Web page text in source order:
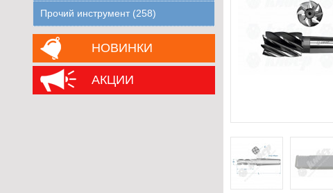
Прочий инструмент (258)
НОВИНКИ
АКЦИИ